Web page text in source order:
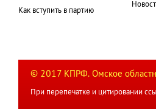
Как вступить в партию
© 2017 КПРФ. Омское
При перепечатке и цитировании